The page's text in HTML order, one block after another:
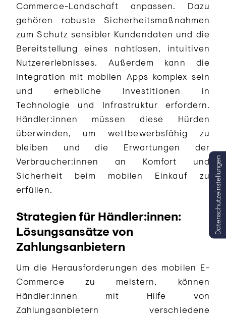
Commerce-Landschaft anpassen. Dazu
gehören robuste Sicherheitsmaßnahmen
zum Schutz sensibler Kundendaten und die
Bereitstellung eines nahtlosen, intuitiven
Nutzererlebnisses. Außerdem kann die
Integration mit mobilen Apps komplex sein
und erhebliche Investitionen in
Technologie und Infrastruktur erfordern.
Händler:innen müssen diese Hürden
überwinden, um wettbewerbsfähig zu
bleiben und die Erwartungen der
Verbraucher:innen an Komfort und
Sicherheit beim mobilen Einkauf zu
erfüllen.
Strategien für Händler:innen:
Lösungsansätze von
Zahlungsanbietern
Um die Herausforderungen des mobilen E-
Commerce zu meistern, können
Händler:innen mit Hilfe von
Zahlungsanbietern verschiedene
Datenschutzeinstellungen